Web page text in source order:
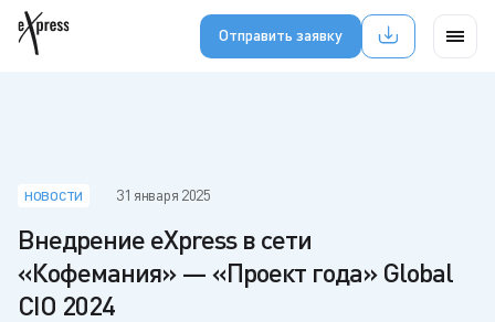
Отправить заявку
НОВОСТИ 31 января 2025
Внедрение eXpress в сети
«Кофемания» — «Проект года» Global
CIO 2024